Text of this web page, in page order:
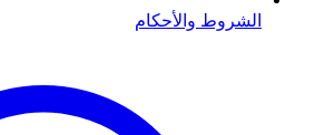
الشروط والأحكام